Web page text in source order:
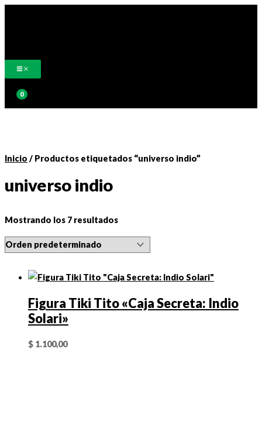
Inicio / Productos etiquetados “universo indio”
universo indio
Mostrando los 7 resultados
Figura Tiki Tito «Caja Secreta: Indio
Solari»
$ 1.100,00